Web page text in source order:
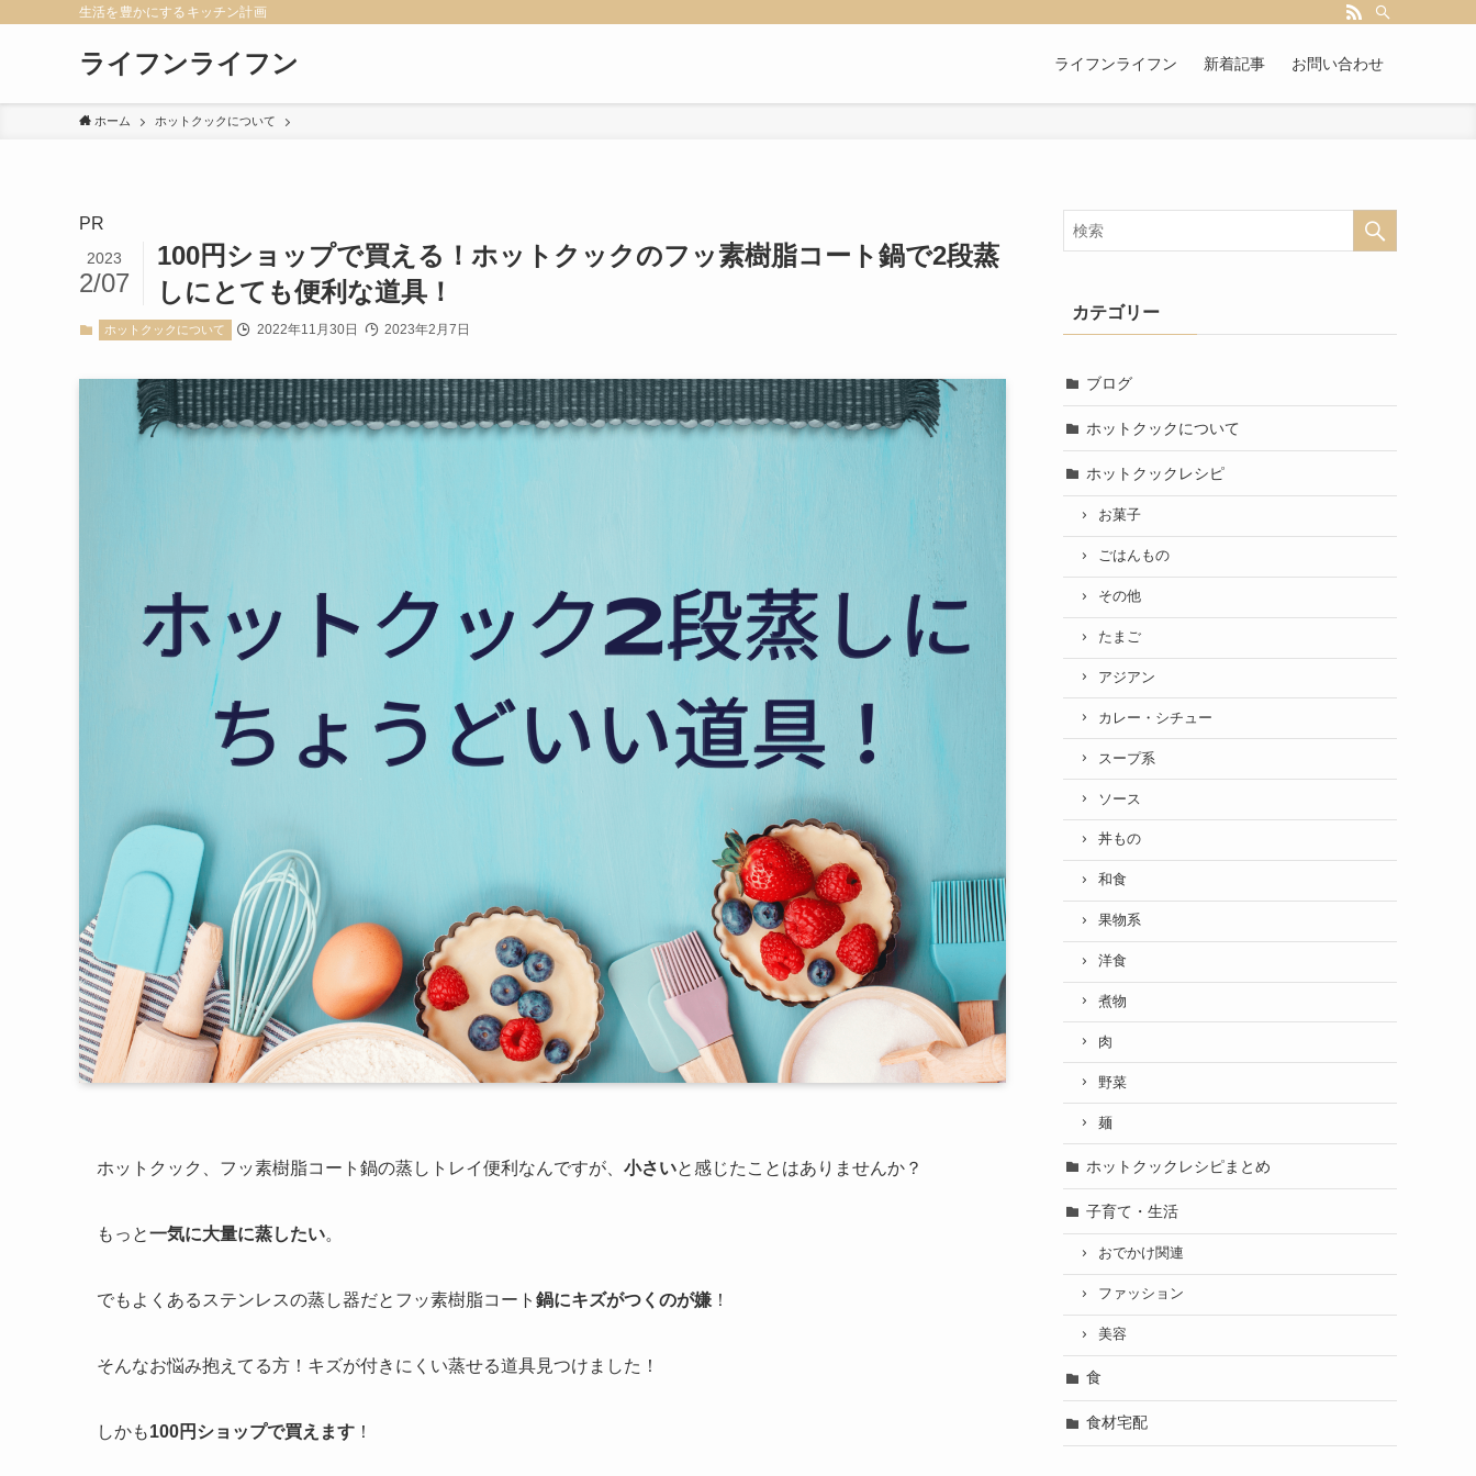
生活を豊かにするキッチン計画
ライフンライフン ライフンライフン 新着記事 お問い合わせ
ホーム ホットクックについて
PR
100円ショップで買える！ホットクックのフッ素樹脂コート鍋で2段蒸
しにとても便利な道具！
2023
2/07
ホットクックについて 2022年11月30日 2023年2月7日
ホットクック、フッ素樹脂コート鍋の蒸しトレイ便利なんですが、 小さいと感じたことはありませんか？
もっと一気に大量に蒸したい。
でもよくあるステンレスの蒸し器だとフッ素樹脂コート 鍋にキズがつくのが嫌 ！
そんなお悩み抱えてる方！キズが付きにくい蒸せる道具見つけました！
しかも100円ショップで買えます ！
カテゴリー
ブログ
ホットクックについて
ホットクックレシピ
お菓子
ごはんもの
その他
たまご
アジアン
カレー・シチュー
スープ系
ソース
丼もの
和食
果物系
洋食
煮物
肉
野菜
麺
ホットクックレシピまとめ
子育て・生活
おでかけ関連
ファッション
美容
食
食材宅配